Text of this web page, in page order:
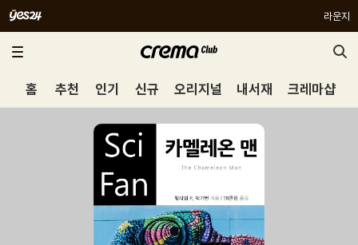
라운지
홈 추천 인기 신규 오리지널 내서재 크레마샵